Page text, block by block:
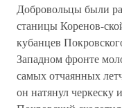
Добровольцы были
станицы Коренов-
кубанцев
Западном фронте
самых отчаянных
он натянул черкеску